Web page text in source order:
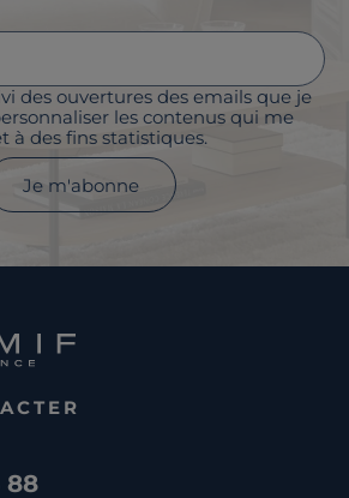
des ouvertures des emails que je
les contenus qui me
à des fins statistiques.
Je m'abonne
88